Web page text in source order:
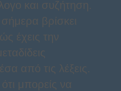
και συζήτηση.
βρίσκει
έχεις την
από τις λέξεις.
μπορείς να